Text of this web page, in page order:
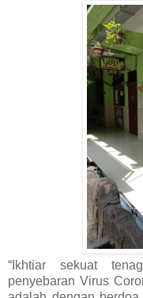
“Ikhtiar sekuat
penyebaran Virus